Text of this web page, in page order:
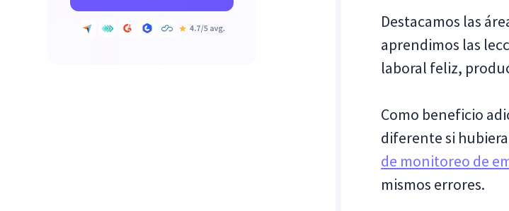
Destacamos las
aprendimos las
laboral feliz,
Como beneficio
diferente si
de monitoreo de
mismos errores.